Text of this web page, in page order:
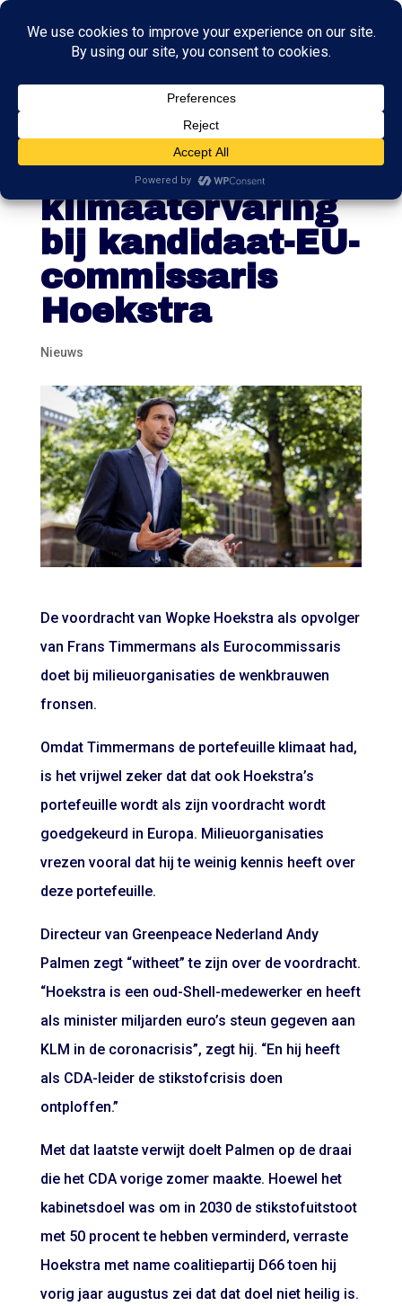
Milieuorganisati
es missen
klimaatervaring
bij kandidaat-EU-
commissaris
Hoekstra
Nieuws
De voordracht van Wopke Hoekstra als opvolger
van Frans Timmermans als Eurocommissaris
doet bij milieuorganisaties de wenkbrauwen
fronsen.
Omdat Timmermans de portefeuille klimaat had,
is het vrijwel zeker dat dat ook Hoekstra’s
portefeuille wordt als zijn voordracht wordt
goedgekeurd in Europa. Milieuorganisaties
vrezen vooral dat hij te weinig kennis heeft over
deze portefeuille.
Directeur van Greenpeace Nederland Andy
Palmen zegt “witheet” te zijn over de voordracht.
“Hoekstra is een oud-Shell-medewerker en heeft
als minister miljarden euro’s steun gegeven aan
KLM in de coronacrisis”, zegt hij. “En hij heeft
als CDA-leider de stikstofcrisis doen
ontploffen.”
Met dat laatste verwijt doelt Palmen op de draai
die het CDA vorige zomer maakte. Hoewel het
kabinetsdoel was om in 2030 de stikstofuitstoot
met 50 procent te hebben verminderd, verraste
Hoekstra met name coalitiepartij D66 toen hij
vorig jaar augustus zei dat dat doel niet heilig is.